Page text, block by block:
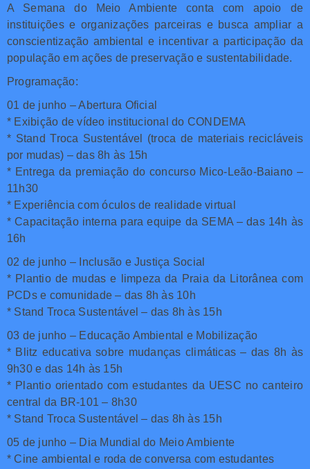
A Semana do Meio Ambiente conta com apoio de
instituições e organizações parceiras e busca ampliar a
conscientização ambiental e incentivar a participação da
população em ações de preservação e sustentabilidade.
Programação:
01 de junho – Abertura Oficial
* Exibição de vídeo institucional do CONDEMA
* Stand Troca Sustentável (troca de materiais recicláveis
por mudas) – das 8h às 15h
* Entrega da premiação do concurso Mico-Leão-Baiano –
11h30
* Experiência com óculos de realidade virtual
* Capacitação interna para equipe da SEMA – das 14h às
16h
02 de junho – Inclusão e Justiça Social
* Plantio de mudas e limpeza da Praia da Litorânea com
PCDs e comunidade – das 8h às 10h
* Stand Troca Sustentável – das 8h às 15h
03 de junho – Educação Ambiental e Mobilização
* Blitz educativa sobre mudanças climáticas – das 8h às
9h30 e das 14h às 15h
* Plantio orientado com estudantes da UESC no canteiro
central da BR-101 – 8h30
* Stand Troca Sustentável – das 8h às 15h
05 de junho – Dia Mundial do Meio Ambiente
* Cine ambiental e roda de conversa com estudantes